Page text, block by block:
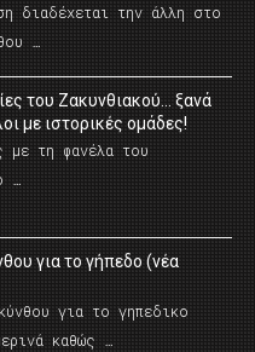
διαδέχεται την άλλη στο
…
του Ζακυνθιακού… ξανά
με ιστορικές ομάδες!
με τη φανέλα του
…
για το γήπεδο (νέα
για το γηπεδικο
καθώς …